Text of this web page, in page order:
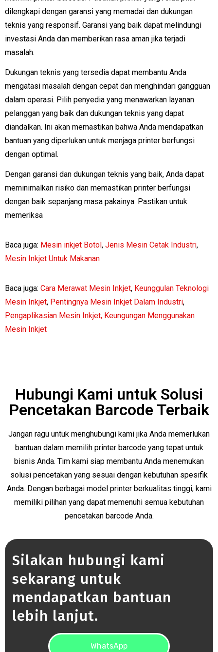
dilengkapi dengan garansi yang memadai dan dukungan
teknis yang responsif. Garansi yang baik dapat melindungi
investasi Anda dan memberikan rasa aman jika terjadi
masalah.
Dukungan teknis yang tersedia dapat membantu Anda
mengatasi masalah dengan cepat dan menghindari gangguan
dalam operasi. Pilih penyedia yang menawarkan layanan
pelanggan yang baik dan dukungan teknis yang dapat
diandalkan. Ini akan memastikan bahwa Anda mendapatkan
bantuan yang diperlukan untuk menjaga printer berfungsi
dengan optimal.
Dengan garansi dan dukungan teknis yang baik, Anda dapat
meminimalkan risiko dan memastikan printer berfungsi
dengan baik sepanjang masa pakainya. Pastikan untuk
memeriksa
Baca juga: Mesin inkjet Botol, Jenis Mesin Cetak Industri,
Mesin Inkjet Untuk Makanan
Baca juga: Cara Merawat Mesin Inkjet, Keunggulan Teknologi
Mesin Inkjet, Pentingnya Mesin Inkjet Dalam Industri,
Pengaplikasian Mesin Inkjet, Keungungan Menggunakan
Mesin Inkjet
Hubungi Kami untuk Solusi
Pencetakan Barcode Terbaik
Jangan ragu untuk menghubungi kami jika Anda memerlukan
bantuan dalam memilih printer barcode yang tepat untuk
bisnis Anda. Tim kami siap membantu Anda menemukan
solusi pencetakan yang sesuai dengan kebutuhan spesifik
Anda. Dengan berbagai model printer berkualitas tinggi, kami
memiliki pilihan yang dapat memenuhi semua kebutuhan
pencetakan barcode Anda.
Silakan hubungi kami
sekarang untuk
mendapatkan bantuan
lebih lanjut.
WhatsApp
WhatsApp